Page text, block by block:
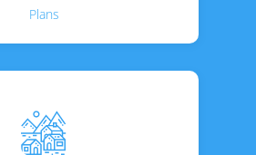
Plans